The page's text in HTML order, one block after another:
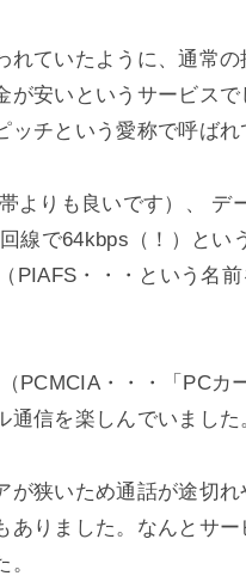
ていたように、通常
安いというサービス
チという愛称で呼ばれ
よりも良いです）、 デ
線で64kbps（！）とい
PIAFS・・・という名
PCMCIA・・・「PCカ
信を楽しんでいました
が狭いため通話が途切
ありました。なんとサ